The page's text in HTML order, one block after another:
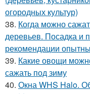
огородных культур)
38. Когда можно
деревьев. Посадка и
рекомендации
39. Какие овощи
сажать под зиму
40. Окна WHS Halo.